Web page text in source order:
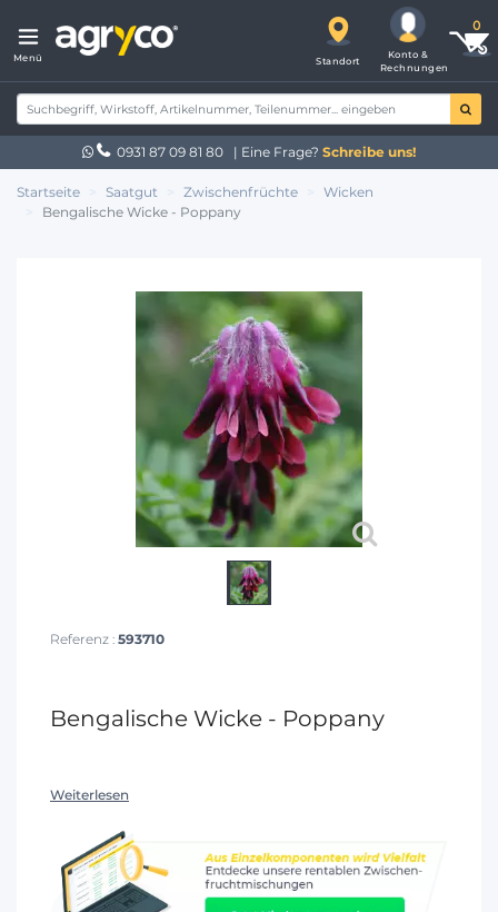
Menü Standort
Konto &
Rechnungen
0931 87 09 81 80 | Eine Frage? Schreibe uns!
Startseite Saatgut Zwischenfrüchte
Wicken
Bengalische Wicke - Poppany
Referenz : 593710
Bengalische Wicke - Poppany
Weiterlesen